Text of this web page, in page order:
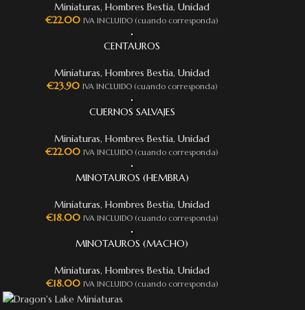
Miniaturas, Hombres Bestia, Unidad
€22.00 IVA INCLUIDO (cuando corresponda)
CENTAUROS
Miniaturas, Hombres Bestia, Unidad
€23.90 IVA INCLUIDO (cuando corresponda)
CUERNOS SALVAJES
Miniaturas, Hombres Bestia, Unidad
€22.00 IVA INCLUIDO (cuando corresponda)
MINOTAUROS (HEMBRA)
Miniaturas, Hombres Bestia, Unidad
€18.00 IVA INCLUIDO (cuando corresponda)
MINOTAUROS (MACHO)
Miniaturas, Hombres Bestia, Unidad
€18.00 IVA INCLUIDO (cuando corresponda)